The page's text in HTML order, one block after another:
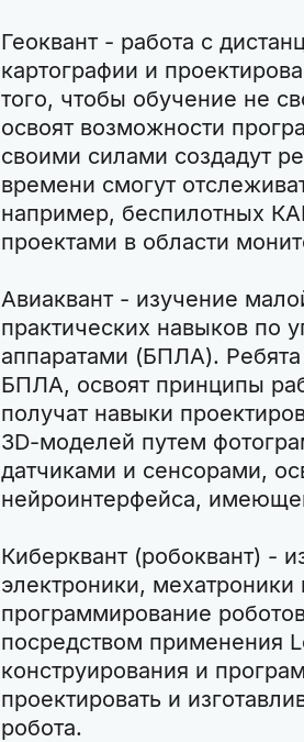
Геоквант - работа с
картографии и
того, чтобы обучение не
освоят возможности
своими силами создадут
времени смогут
например, беспилотных
проектами в области
Авиаквант - изучение
практических навыков по
аппаратами (БПЛА).
БПЛА, освоят принципы
получат навыки
3D-моделей путем
датчиками и сенсорами,
нейроинтерфейса,
Киберквант (робоквант) -
электроники,
программирование
посредством применения
конструирования и
проектировать и
робота.